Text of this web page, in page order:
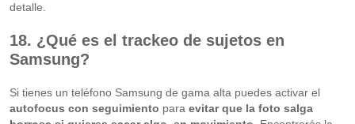
detalle.
18. ¿Qué es el trackeo de sujetos en
Samsung?
Si tienes un teléfono Samsung de gama alta puedes activar el
autofocus con seguimiento paraevitar que la foto salga